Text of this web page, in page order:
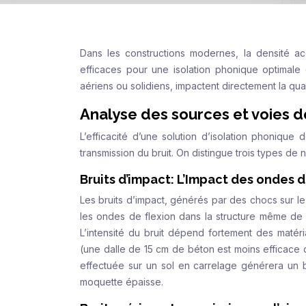
Dans les constructions modernes, la densité
efficaces pour une isolation phonique optimale
aériens ou solidiens, impactent directement la
Analyse des sources et voies
L’efficacité d’une solution d’isolation
transmission du bruit. On distingue trois types de
Bruits d’impact: L’Impact des ondes
Les bruits d’impact, générés par des chocs sur
les ondes de flexion dans la structure même
L’intensité du bruit dépend fortement des
(une dalle de 15 cm de béton est moins
effectuée sur un sol en carrelage générera un
moquette épaisse.